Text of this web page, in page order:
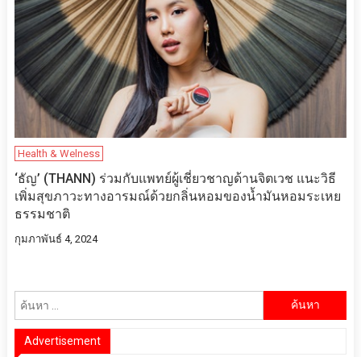
Health & Welness
‘ธัญ’ (THANN) ร่วมกับแพทย์ผู้เชี่ยวชาญด้านจิตเวช แนะวิธี
เพิ่มสุขภาวะทางอารมณ์ด้วยกลิ่นหอมของน้ำมันหอมระเหย
ธรรมชาติ
กุมภาพันธ์ 4, 2024
Advertisement